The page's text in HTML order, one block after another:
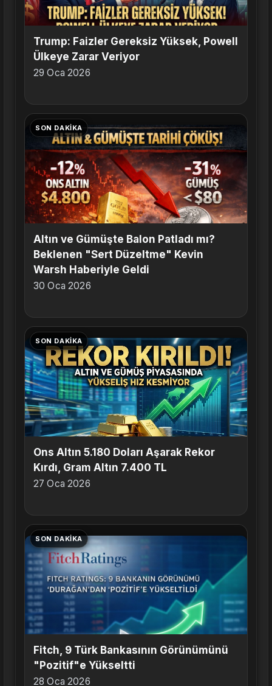
Trump: Faizler Gereksiz Yüksek, Powell
Ülkeye Zarar Veriyor
29 Oca 2026
SON DAKIKA
Altın ve Gümüşte Balon Patladı mı?
Beklenen "Sert Düzeltme" Kevin
Warsh Haberiyle Geldi
30 Oca 2026
SON DAKIKA
Ons Altın 5.180 Doları Aşarak Rekor
Kırdı, Gram Altın 7.400 TL
27 Oca 2026
SON DAKIKA
Fitch, 9 Türk Bankasının Görünümünü
"Pozitif"e Yükseltti
28 Oca 2026